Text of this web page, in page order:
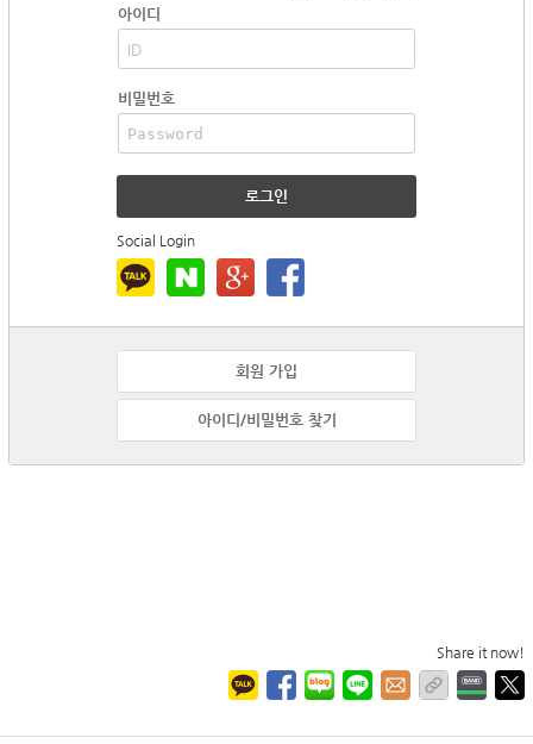
아이디
비밀번호
로그인
Social Login
회원 가입
아이디/비밀번호 찾기
Share it now!